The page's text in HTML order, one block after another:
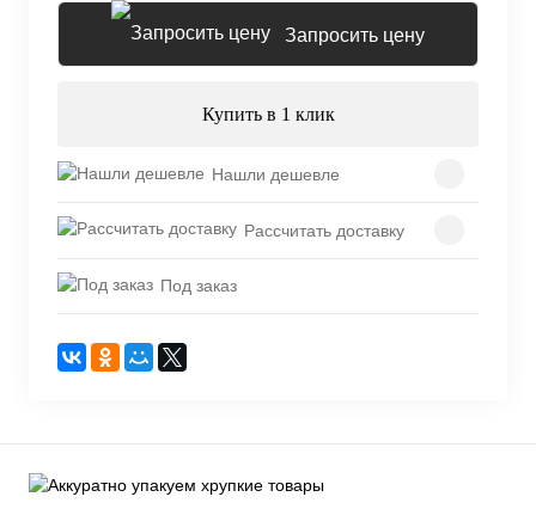
Запросить цену
Купить в 1 клик
Нашли дешевле
Рассчитать доставку
Под заказ